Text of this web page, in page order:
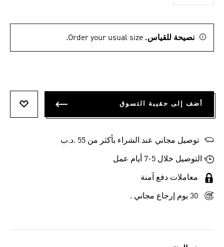
نصيحة للقياس. Order your usual size.
أضف إلى حقيبة التسوق
توصيل مجاني عند الشراء بأكثر من 55 .د.ب‎
التوصيل خلال 5-7 أيام عمل
معاملات دفع آمنة